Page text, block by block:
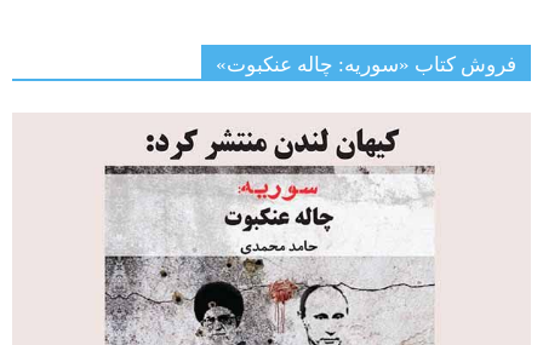
فروش کتاب «سوریه: چاله عنکبوت»